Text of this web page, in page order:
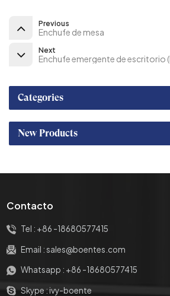
Previous
Enchufe de mesa
Next
Enchufe emergente de escritorio
Categories
New Products
Contacto
Tel : +86 -18680577415
Email :sales@boentes.com
Whatsapp : +86 -18680577415
Skype : ivy-boente